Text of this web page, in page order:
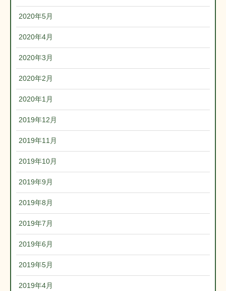
2020年5月
2020年4月
2020年3月
2020年2月
2020年1月
2019年12月
2019年11月
2019年10月
2019年9月
2019年8月
2019年7月
2019年6月
2019年5月
2019年4月